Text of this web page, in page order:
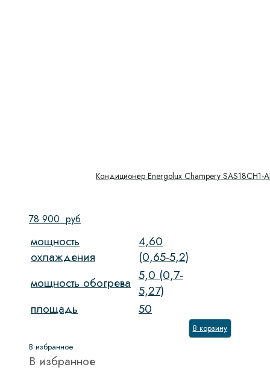
Кондиционер Energolux Champery SAS18CH1-
78 900 руб
мощность
охлаждения
4,60
(0,65-5,2)
мощность обогрева 5,0 (0,7-
5,27)
площадь
50
В корзину
В избранное
В избранное